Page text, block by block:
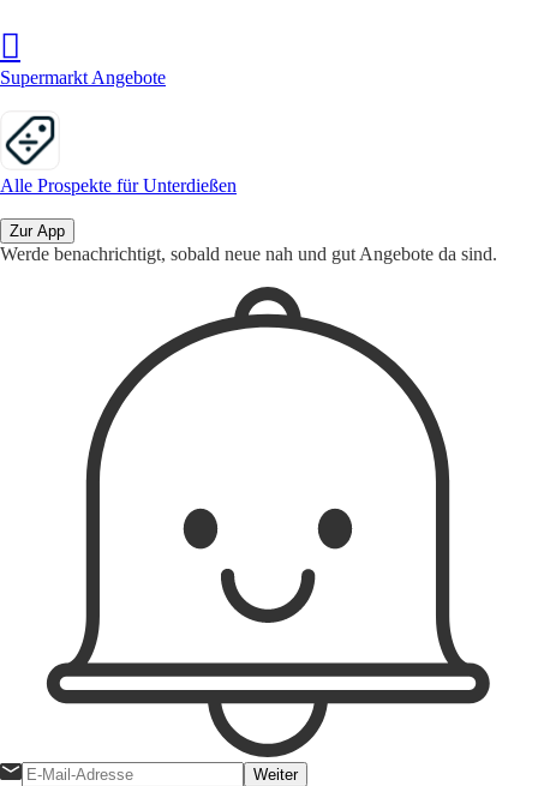
Supermarkt Angebote
Alle Prospekte für Unterdießen
Zur App
Werde benachrichtigt, sobald neue nah und gut Angebote da sind.
Weiter